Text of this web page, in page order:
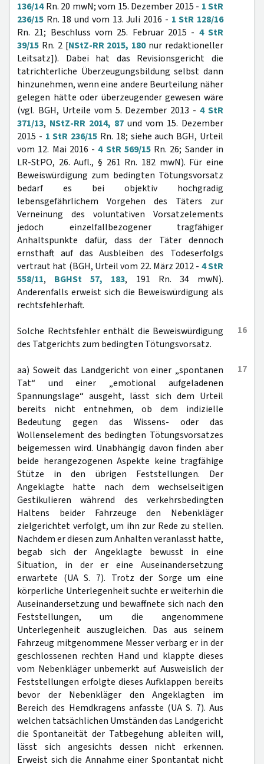
136/14Rn. 20 mwN; vom 15. Dezember 2015 - 1 StR
236/15 Rn. 18 und vom 13. Juli 2016 - 1 StR 128/16
Rn. 21; Beschluss vom 25. Februar 2015 - 4 StR
39/15 Rn. 2 [NStZ-RR 2015, 180nur redaktioneller
Leitsatz]). Dabei hat das Revisionsgericht die
tatrichterliche Überzeugungsbildung selbst dann
hinzunehmen, wenn eine andere Beurteilung näher
gelegen hätte oder überzeugender gewesen wäre
(vgl. BGH, Urteile vom 5. Dezember 2013 -4 StR
371/13, NStZ-RR 2014, 87 und vom 15. Dezember
2015 - 1 StR 236/15 Rn. 18; siehe auch BGH, Urteil
vom 12. Mai 2016 -4 StR 569/15Rn. 26; Sander in
LR-StPO, 26. Aufl., § 261 Rn. 182 mwN). Für eine
Beweiswürdigung zum bedingten Tötungsvorsatz
bedarf es bei objektiv hochgradig
lebensgefährlichem Vorgehen des Täters zur
Verneinung des voluntativen Vorsatzelements
jedoch einzelfallbezogener tragfähiger
Anhaltspunkte dafür, dass der Täter dennoch
ernsthaft auf das Ausbleiben des Todeserfolgs
vertraut hat (BGH, Urteil vom 22. März 2012 - 4 StR
558/11, BGHSt 57, 183, 191 Rn. 34 mwN).
Anderenfalls erweist sich die Beweiswürdigung als
rechtsfehlerhaft.
16
Solche Rechtsfehler enthält die Beweiswürdigung
des Tatgerichts zum bedingten Tötungsvorsatz.
17
aa) Soweit das Landgericht von einer „spontanen
Tat“ und einer „emotional aufgeladenen
Spannungslage“ ausgeht, lässt sich dem Urteil
bereits nicht entnehmen, ob dem indizielle
Bedeutung gegen das Wissens- oder das
Wollenselement des bedingten Tötungsvorsatzes
beigemessen wird. Unabhängig davon finden aber
beide herangezogenen Aspekte keine tragfähige
Stütze in den übrigen Feststellungen. Der
Angeklagte hatte nach dem wechselseitigen
Gestikulieren während des verkehrsbedingten
Haltens beider Fahrzeuge den Nebenkläger
zielgerichtet verfolgt, um ihn zur Rede zu stellen.
Nachdem er diesen zum Anhalten veranlasst hatte,
begab sich der Angeklagte bewusst in eine
Situation, in der er eine Auseinandersetzung
erwartete (UA S. 7). Trotz der Sorge um eine
körperliche Unterlegenheit suchte er weiterhin die
Auseinandersetzung und bewaffnete sich nach den
Feststellungen, um die angenommene
Unterlegenheit auszugleichen. Das aus seinem
Fahrzeug mitgenommene Messer verbarg er in der
geschlossenen rechten Hand und klappte dieses
vom Nebenkläger unbemerkt auf. Ausweislich der
Feststellungen erfolgte dieses Aufklappen bereits
bevor der Nebenkläger den Angeklagten im
Bereich des Hemdkragens anfasste (UA S. 7). Aus
welchen tatsächlichen Umständen das Landgericht
die Spontaneität der Tatbegehung ableiten will,
lässt sich angesichts dessen nicht erkennen.
Erweist sich die Annahme einer Spontantat nicht